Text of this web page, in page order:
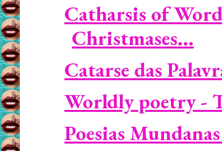
Catharsis of
Christmases...
Catarse das
Worldly poetry -
Poesias